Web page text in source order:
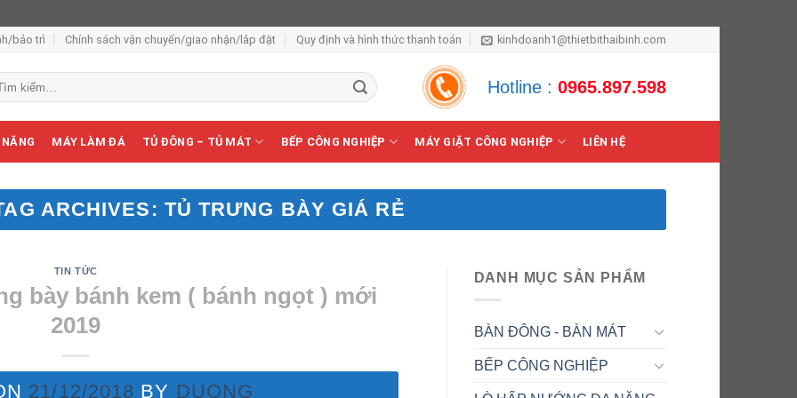
bảo trì Chính sách vận chuyển/giao nhận/lắp đặt Quy định và hình thức thanh toán kinhdoanh1@thietbithaibinh.com
Hotline : 0965.897.598
MÁY LÀM ĐÁ TỦ ĐÔNG – TỦ MÁT BẾP CÔNG NGHIỆP MÁY GIẶT CÔNG NGHIỆP LIÊN HỆ
ARCHIVES: TỦ TRƯNG BÀY GIÁ RẺ
TIN TỨC
bày bánh kem ( bánh ngọt ) mới
2019
21/12/2018 BY DUONG
DANH MỤC SẢN PHẨM
BÀN ĐÔNG - BÀN MÁT
BẾP CÔNG NGHIỆP